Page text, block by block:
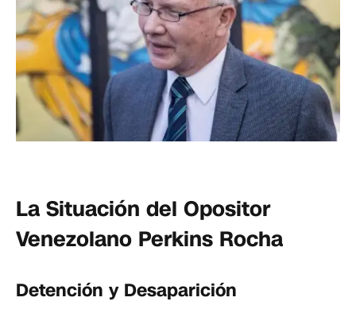
La Situación del Opositor
Venezolano Perkins Rocha
Detención y Desaparición